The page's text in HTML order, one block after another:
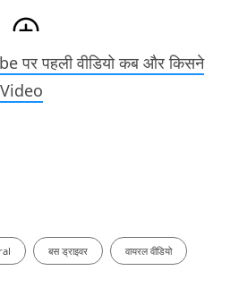
पर पहली वीडियो कब और किसने
Video
बस ड्राइवर वायरल वीडियो